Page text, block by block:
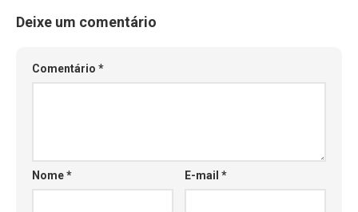
Deixe um comentário
Comentário *
Nome* E-mail*